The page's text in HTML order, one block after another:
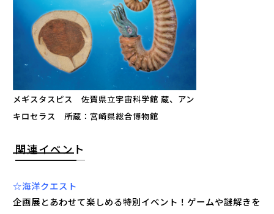
メギスタスピス 佐賀県立宇宙科学館 蔵、アン
キロセラス 所蔵：宮崎県総合博物館
関連イベント
☆海洋クエスト
企画展とあわせて楽しめる特別イベント！ゲームや謎解きを